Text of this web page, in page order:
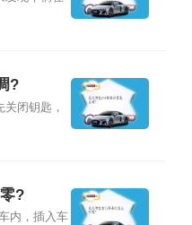
?
闭钥匙，
?
内，插入车